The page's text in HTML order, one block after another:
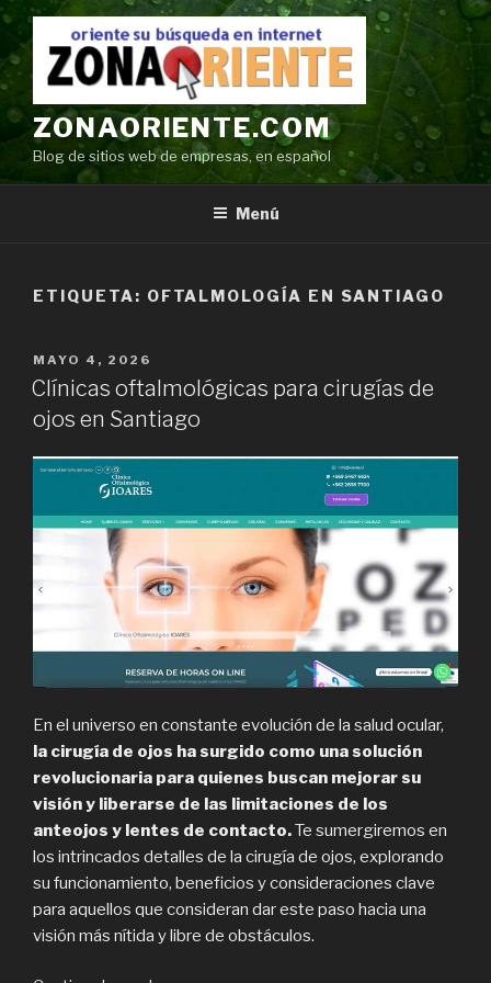
Ir
contenido
ZONAORIENTE.COM
Blog de sitios web de empresas, en español
Menú
ETIQUETA: OFTALMOLOGÍA EN SANTIAGO
POSTED
ON
MAYO 4, 2026
Clínicas oftalmológicas para cirugías de
ojos en Santiago
En el universo en constante evolución de la salud ocular,
la cirugía de ojos ha surgido como una solución
revolucionaria para quienes buscan mejorar su
visión y liberarse de las limitaciones de los
anteojos y lentes de contacto.Te sumergiremos en
los intrincados detalles de la cirugía de ojos, explorando
su funcionamiento, beneficios y consideraciones clave
para aquellos que consideran dar este paso hacia una
visión más nítida y libre de obstáculos.